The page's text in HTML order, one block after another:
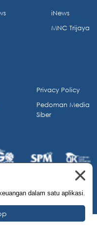
iNews
MNC Trijaya
Privacy Policy
Pedoman Media
Siber
Reserved.
dalam satu aplikasi.